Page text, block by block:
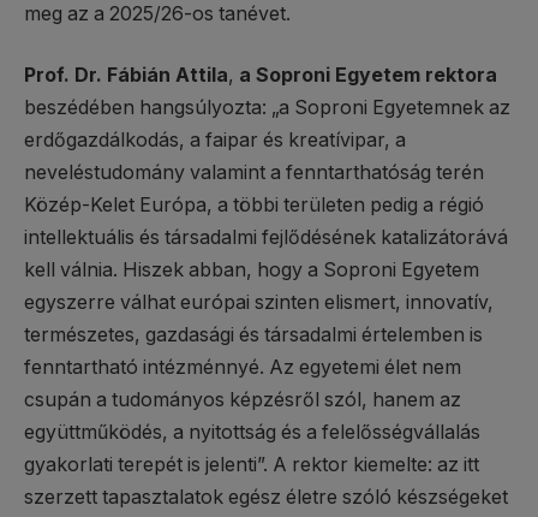
meg az a 2025/26-os tanévet.
Prof. Dr. Fábián Attila, a Soproni Egyetem rektora
beszédében hangsúlyozta: „a Soproni Egyetemnek az
erdőgazdálkodás, a faipar és kreatívipar, a
neveléstudomány valamint a fenntarthatóság terén
Közép-Kelet Európa, a többi területen pedig a régió
intellektuális és társadalmi fejlődésének katalizátorává
kell válnia. Hiszek abban, hogy a Soproni Egyetem
egyszerre válhat európai szinten elismert, innovatív,
természetes, gazdasági és társadalmi értelemben is
fenntartható intézménnyé. Az egyetemi élet nem
csupán a tudományos képzésről szól, hanem az
együttműködés, a nyitottság és a felelősségvállalás
gyakorlati terepét is jelenti”. A rektor kiemelte: az itt
szerzett tapasztalatok egész életre szóló készségeket